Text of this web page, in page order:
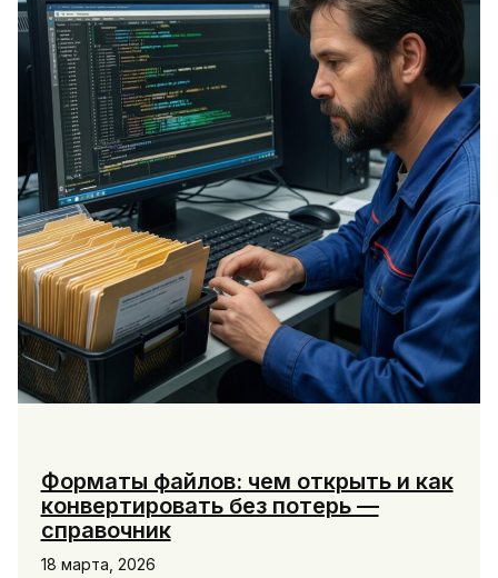
на
android
ios
проверить
работу
Форматы файлов: чем открыть и как
конвертировать без потерь —
справочник
18 марта, 2026